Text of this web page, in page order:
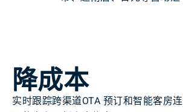
降成本
实时跟踪跨渠道OTA 预订和智能客房